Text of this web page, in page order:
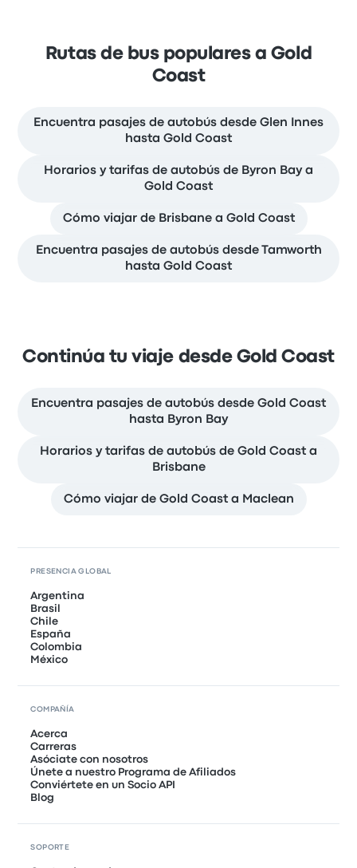
Rutas de bus populares a Gold
Coast
Encuentra pasajes de autobús desde Glen Innes
hasta Gold Coast
Horarios y tarifas de autobús de Byron Bay a
Gold Coast
Cómo viajar de Brisbane a Gold Coast
Encuentra pasajes de autobús desde Tamworth
hasta Gold Coast
Continúa tu viaje desde Gold Coast
Encuentra pasajes de autobús desde Gold Coast
hasta Byron Bay
Horarios y tarifas de autobús de Gold Coast a
Brisbane
Cómo viajar de Gold Coast a Maclean
PRESENCIA GLOBAL
Argentina
Brasil
Chile
España
Colombia
México
COMPAÑÍA
Acerca
Carreras
Asóciate con nosotros
Únete a nuestro Programa de Afiliados
Conviértete en un Socio API
Blog
SOPORTE